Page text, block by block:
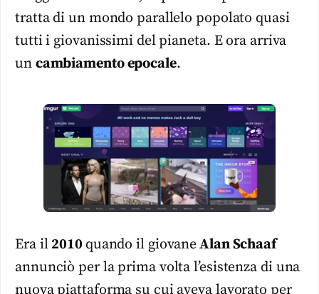
tratta di un mondo parallelo popolato quasi
tutti i giovanissimi del pianeta. E ora arriva
un cambiamento epocale.
Era il 2010 quando il giovaneAlan Schaaf
annunciò per la prima volta l’esistenza di una
nuova piattaforma su cui aveva lavorato per